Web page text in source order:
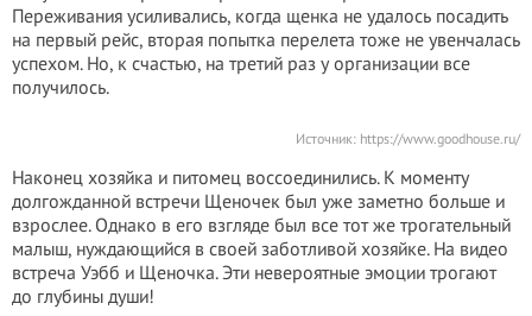
Переживания усиливались, когда щенка не удалось посадить
на первый рейс, вторая попытка перелета тоже не увенчалась
успехом. Но, к счастью, на третий раз у организации все
получилось.
Источник: https://www.goodhouse.ru/
Наконец хозяйка и питомец воссоединились. К моменту
долгожданной встречи Щеночек был уже заметно больше и
взрослее. Однако в его взгляде был все тот же трогательный
малыш, нуждающийся в своей заботливой хозяйке. На видео
встреча Уэбб и Щеночка. Эти невероятные эмоции трогают
до глубины души!